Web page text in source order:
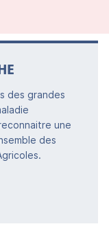
des grandes
une
des